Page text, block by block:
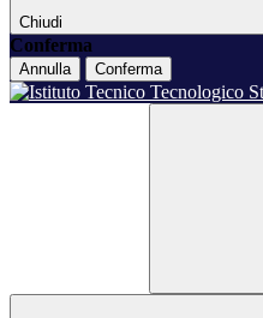
Chiudi
Conferma
Annulla Conferma